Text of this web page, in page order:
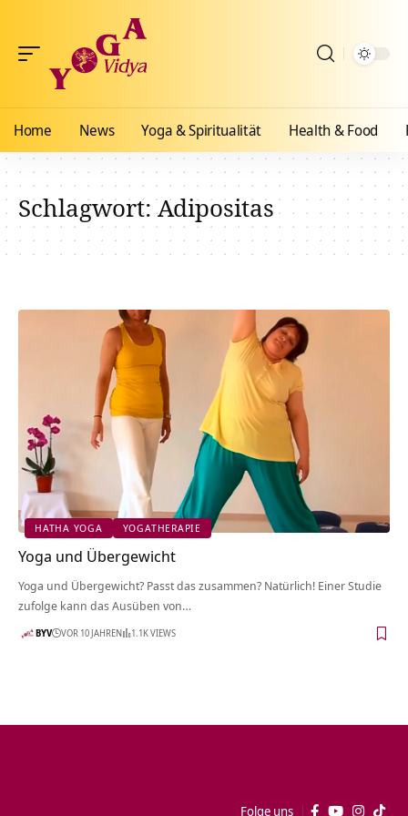
Home News Yoga & Spiritualität Health & Food
Schlagwort:Adipositas
HATHA YOGA YOGATHERAPIE
Yoga und Übergewicht
Yoga und Übergewicht? Passt das zusammen? Natürlich! Einer Studie
zufolge kann das Ausüben von…
BYV VOR 10 JAHREN 1.1K VIEWS
Folge uns